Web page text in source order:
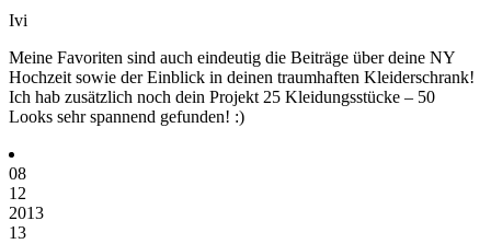
Ivi
Meine Favoriten sind auch eindeutig die Beiträge über deine NY
Hochzeit sowie der Einblick in deinen traumhaften Kleiderschrank!
Ich hab zusätzlich noch dein Projekt 25 Kleidungsstücke – 50
Looks sehr spannend gefunden! :)
08
12
2013
13